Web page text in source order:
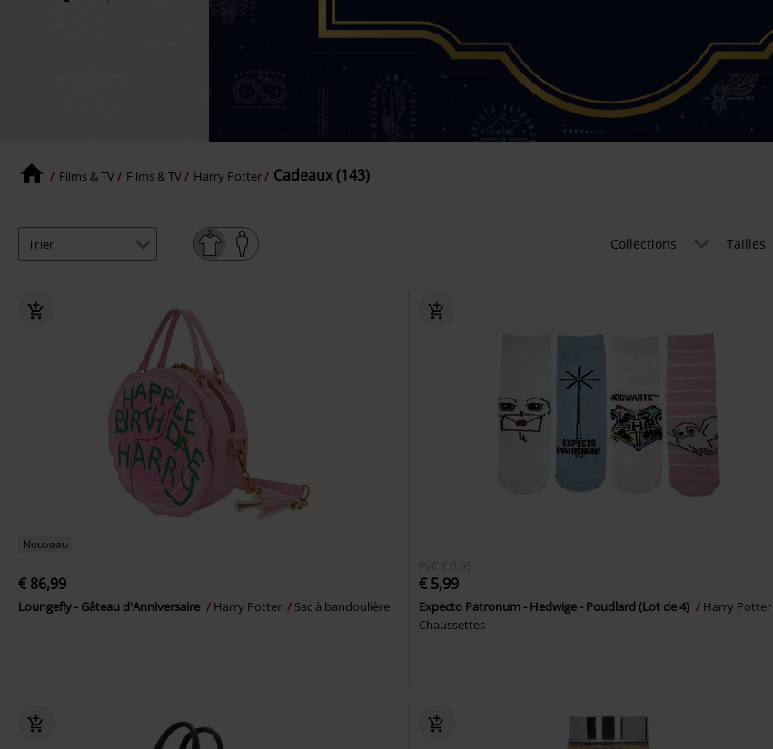
Films & TV Films & TV Harry Potter Cadeaux (143)
Collections Tailles
Nouveau
€ 86,99
Loungefly - Gâteau d'Anniversaire Harry Potter Sac à bandoulière
PVC € 9,95
€ 5,99
Expecto Patronum - Hedwige - Poudlard (Lot de 4)
Harry Potter
Chaussettes